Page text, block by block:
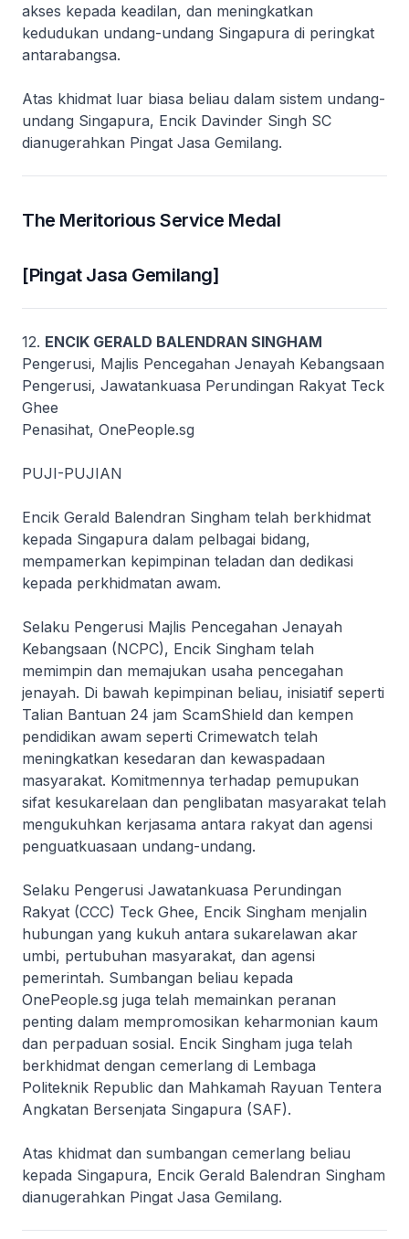
akses kepada keadilan, dan meningkatkan
kedudukan undang-undang Singapura di peringkat
antarabangsa.
Atas khidmat luar biasa beliau dalam sistem undang-
undang Singapura, Encik Davinder Singh SC
dianugerahkan Pingat Jasa Gemilang.
The Meritorious Service Medal
[Pingat Jasa Gemilang]
12. ENCIK GERALD BALENDRAN SINGHAM
Pengerusi, Majlis Pencegahan Jenayah Kebangsaan
Pengerusi, Jawatankuasa Perundingan Rakyat Teck
Ghee
Penasihat, OnePeople.sg
PUJI-PUJIAN
Encik Gerald Balendran Singham telah berkhidmat
kepada Singapura dalam pelbagai bidang,
mempamerkan kepimpinan teladan dan dedikasi
kepada perkhidmatan awam.
Selaku Pengerusi Majlis Pencegahan Jenayah
Kebangsaan (NCPC), Encik Singham telah
memimpin dan memajukan usaha pencegahan
jenayah. Di bawah kepimpinan beliau, inisiatif seperti
Talian Bantuan 24 jam ScamShield dan kempen
pendidikan awam seperti Crimewatch telah
meningkatkan kesedaran dan kewaspadaan
masyarakat. Komitmennya terhadap pemupukan
sifat kesukarelaan dan penglibatan masyarakat telah
mengukuhkan kerjasama antara rakyat dan agensi
penguatkuasaan undang-undang.
Selaku Pengerusi Jawatankuasa Perundingan
Rakyat (CCC) Teck Ghee, Encik Singham menjalin
hubungan yang kukuh antara sukarelawan akar
umbi, pertubuhan masyarakat, dan agensi
pemerintah. Sumbangan beliau kepada
OnePeople.sg juga telah memainkan peranan
penting dalam mempromosikan keharmonian kaum
dan perpaduan sosial. Encik Singham juga telah
berkhidmat dengan cemerlang di Lembaga
Politeknik Republic dan Mahkamah Rayuan Tentera
Angkatan Bersenjata Singapura (SAF).
Atas khidmat dan sumbangan cemerlang beliau
kepada Singapura, Encik Gerald Balendran Singham
dianugerahkan Pingat Jasa Gemilang.